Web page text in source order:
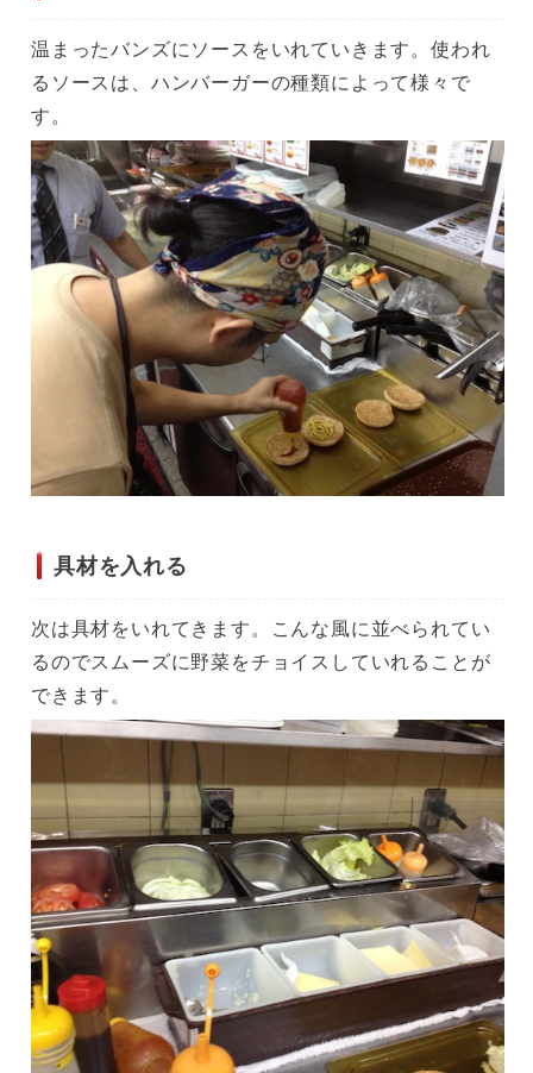
温まったバンズにソースをいれていきます。使われ
るソースは、ハンバーガーの種類によって様々で
す。
具材を入れる
次は具材をいれてきます。こんな風に並べられてい
るのでスムーズに野菜をチョイスしていれることが
できます。